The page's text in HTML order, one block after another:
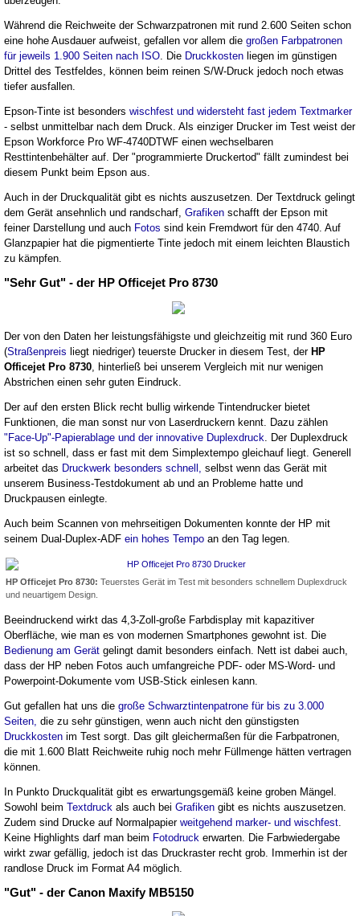
Während die Reichweite der Schwarzpatronen mit rund 2.600 Seiten schon
eine hohe Ausdauer aufweist, gefallen vor allem die großen Farbpatronen
für jeweils 1.900 Seiten nach ISO . Die Druckkosten liegen im günstigen
Drittel des Testfeldes, können beim reinen S/W-Druck jedoch noch etwas
tiefer ausfallen.
Epson-Tinte ist besonders wischfest und widersteht fast jedem Textmarker
- selbst unmittelbar nach dem Druck. Als einziger Drucker im Test weist der
Epson Workforce Pro WF-4740DTWF einen wechselbaren
Resttintenbehälter auf. Der "programmierte Druckertod" fällt zumindest bei
diesem Punkt beim Epson aus.
Auch in der Druckqualität gibt es nichts auszusetzen. Der Textdruck gelingt
dem Gerät ansehnlich und randscharf, Grafiken schafft der Epson mit
feiner Darstellung und auch Fotos sind kein Fremdwort für den 4740. Auf
Glanzpapier hat die pigmentierte Tinte jedoch mit einem leichten Blaustich
zu kämpfen.
"Sehr Gut" - der HP Officejet Pro 8730
Der von den Daten her leistungsfähigste und gleichzeitig mit rund 360 Euro
(Straßenpreis liegt niedriger) teuerste Drucker in diesem Test, der HP
Officejet Pro 8730 , hinterließ bei unserem Vergleich mit nur wenigen
Abstrichen einen sehr guten Eindruck.
Der auf den ersten Blick recht bullig wirkende Tintendrucker bietet
Funktionen, die man sonst nur von Laserdruckern kennt. Dazu zählen
"Face-Up"-Papierablage und der innovative Duplexdruck . Der Duplexdruck
ist so schnell, dass er fast mit dem Simplextempo gleichauf liegt. Generell
arbeitet das Druckwerk besonders schnell, selbst wenn das Gerät mit
unserem Business-Testdokument ab und an Probleme hatte und
Druckpausen einlegte.
Auch beim Scannen von mehrseitigen Dokumenten konnte der HP mit
seinem Dual-Duplex-ADF ein hohes Tempo an den Tag legen.
HP Officejet Pro 8730: Teuerstes Gerät im Test mit besonders schnellem Duplexdruck
und neuartigem Design.
Beeindruckend wirkt das 4,3-Zoll-große Farbdisplay mit kapazitiver
Oberfläche, wie man es von modernen Smartphones gewohnt ist. Die
Bedienung am Gerät gelingt damit besonders einfach. Nett ist dabei auch,
dass der HP neben Fotos auch umfangreiche PDF- oder MS-Word- und
Powerpoint-Dokumente vom USB-Stick einlesen kann.
Gut gefallen hat uns die große Schwarztintenpatrone für bis zu 3.000
Seiten, die zu sehr günstigen, wenn auch nicht den günstigsten
Druckkosten im Test sorgt. Das gilt gleichermaßen für die Farbpatronen,
die mit 1.600 Blatt Reichweite ruhig noch mehr Füllmenge hätten vertragen
können.
In Punkto Druckqualität gibt es erwartungsgemäß keine groben Mängel.
Sowohl beim Textdruck als auch bei Grafiken gibt es nichts auszusetzen.
Zudem sind Drucke auf Normalpapier weitgehend marker- und wischfest
Keine Highlights darf man beim Fotodruck erwarten. Die Farbwiedergabe
wirkt zwar gefällig, jedoch ist das Druckraster recht grob. Immerhin ist der
randlose Druck im Format A4 möglich.
"Gut" - der Canon Maxify MB5150